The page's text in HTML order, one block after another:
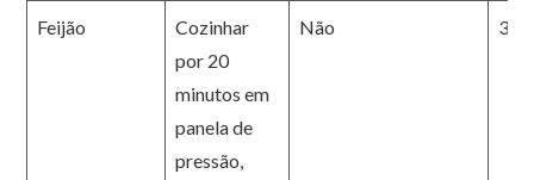
Feijão
Cozinhar
por 20
minutos em
panela de
pressão,
Não 3